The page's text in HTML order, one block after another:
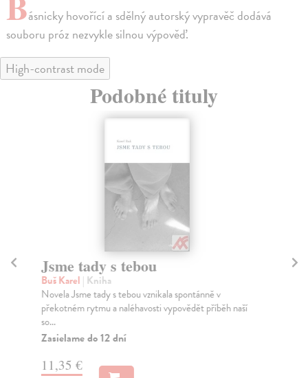
ásnicky hovořící a sdělný autorský vypravěč dodává
souboru próz nezvykle silnou výpověď.
High-contrast mode
Podobné tituly
Jsme tady s tebou
Buš Karel | Kniha
Novela Jsme tady s tebou vznikala spontánně v
překotném rytmu a naléhavosti vypovědět příběh naší
so...
Zasielame do 12 dní
11,35 €